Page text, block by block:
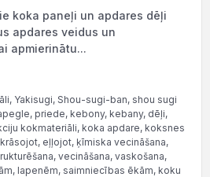
koka paneļi un apdares dēļi
apdares veidus un
apmierinātu...
Yakisugi, Shou-sugi-ban, shou sugi
priede, kebony, kebany, dēļi,
kokmateriāli, koka apdare, koksnes
eļļojot, ķīmiska vecināšana,
vecināšana, vaskošana,
lapenēm, saimniecības ēkām, koku